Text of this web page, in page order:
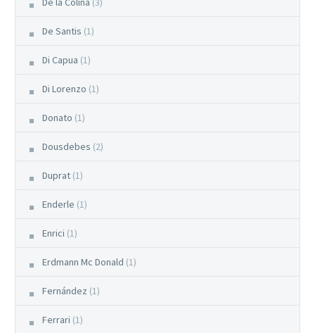
De Santis (1)
Di Capua (1)
Di Lorenzo (1)
Donato (1)
Dousdebes (2)
Duprat (1)
Enderle (1)
Enrici (1)
Erdmann Mc Donald (1)
Fernández (1)
Ferrari (1)